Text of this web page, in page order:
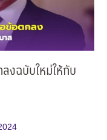
งฉบับใหม่ให้กับ